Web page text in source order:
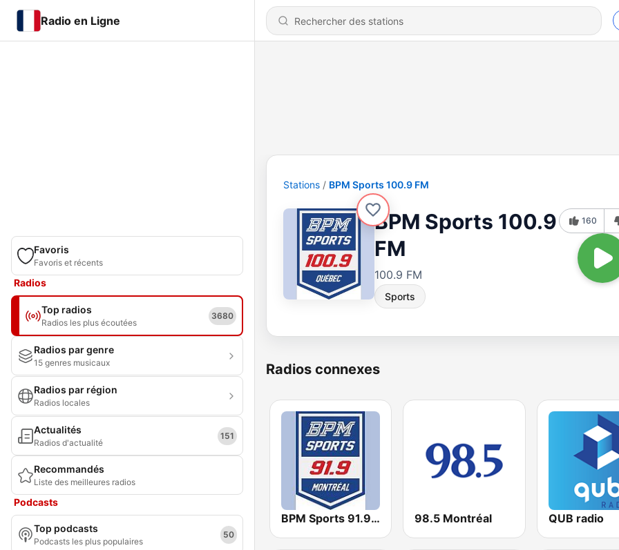
Radio en Ligne
Favoris
Favoris et récents
Radios
Top radios
Radios les plus écoutées
3680
Radios par genre
15 genres musicaux
Radios par région
Radios locales
Actualités
Radios d'actualité
151
Recommandés
Liste des meilleures radios
Podcasts
Top podcasts
Podcasts les plus populaires
50
Stations BPM Sports 100.9 FM
BPM Sports 100.9
FM
100.9 FM
Sports
160
Radios connexes
BPM Sports 91.9 FM 98.5 Montréal QUB radio